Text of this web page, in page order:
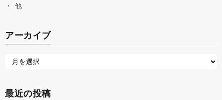
他
アーカイブ
最近の投稿